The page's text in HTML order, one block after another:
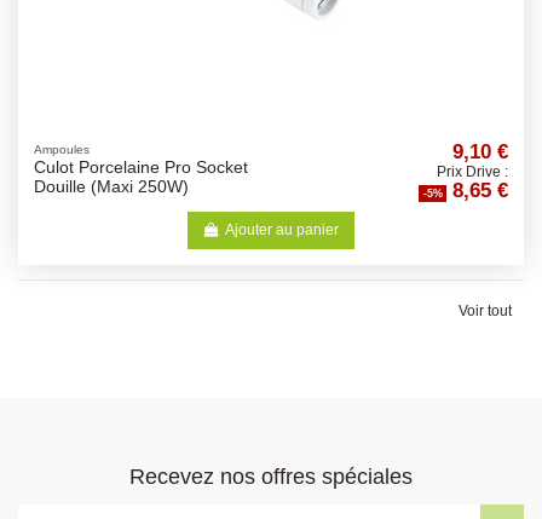
Ampoules
Culot Porcelaine Pro Socket
Douille (Maxi 250W)
9,10 €
Prix Drive :
-5% 8,65 €
Ajouter au panier
Voir tout
Recevez nos offres spéciales